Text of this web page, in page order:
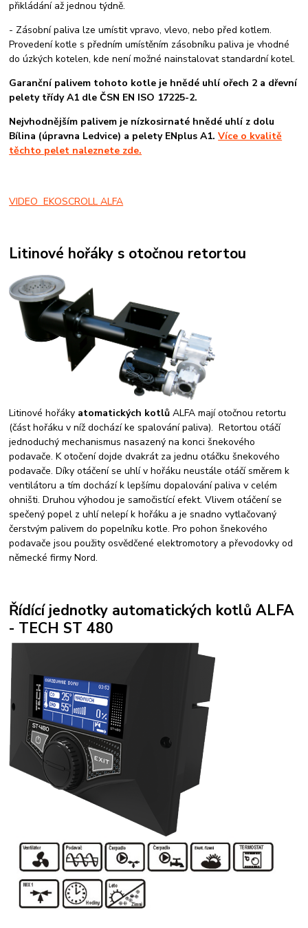
přikládání až jednou týdně.
- Zásobní paliva lze umístit vpravo, vlevo, nebo před kotlem.
Provedení kotle s předním umístěním zásobníku paliva je vhodné
do úzkých kotelen, kde není možné nainstalovat standardní kotel.
Garanční palivem tohoto kotle je hnědé uhlí ořech 2 a dřevní
pelety třídy A1 dle ČSN EN ISO 17225-2.
Nejvhodnějším palivem je nízkosirnaté hnědé uhlí z dolu
Bílina (úpravna Ledvice) a pelety ENplus A1.Více o kvalitě
těchto pelet naleznete zde.
VIDEO EKOSCROLL ALFA
Litinové hořáky s otočnou retortou
Litinové hořáky atomatických kotlů ALFA mají otočnou retortu
(část hořáku v níž dochází ke spalování paliva). Retortou otáčí
jednoduchý mechanismus nasazený na konci šnekového
podavače. K otočení dojde dvakrát za jednu otáčku šnekového
podavače. Díky otáčení se uhlí v hořáku neustále otáčí směrem k
ventilátoru a tím dochází k lepšímu dopalování paliva v celém
ohništi. Druhou výhodou je samočistící efekt. Vlivem otáčení se
spečený popel z uhlí nelepí k hořáku a je snadno vytlačovaný
čerstvým palivem do popelníku kotle. Pro pohon šnekového
podavače jsou použity osvědčené elektromotory a převodovky od
německé firmy Nord.
Řídící jednotky automatických kotlů ALFA
- TECH ST 480